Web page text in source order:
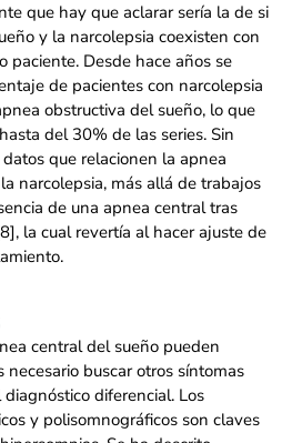
que hay que aclarar sería la de si
y la narcolepsia coexisten con
paciente. Desde hace años se
de pacientes con narcolepsia
obstructiva del sueño, lo que
del 30% de las series. Sin
que relacionen la apnea
narcolepsia, más allá de trabajos
de una apnea central tras
la cual revertía al hacer ajuste de
central del sueño pueden
necesario buscar otros síntomas
diferencial. Los
y polisomnográficos son claves